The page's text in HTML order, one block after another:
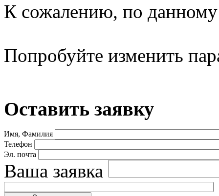
К сожалению, по данному
Попробуйте изменить
Оставить заявку
Имя, Фамилия
Телефон
Эл. почта
Ваша заявка